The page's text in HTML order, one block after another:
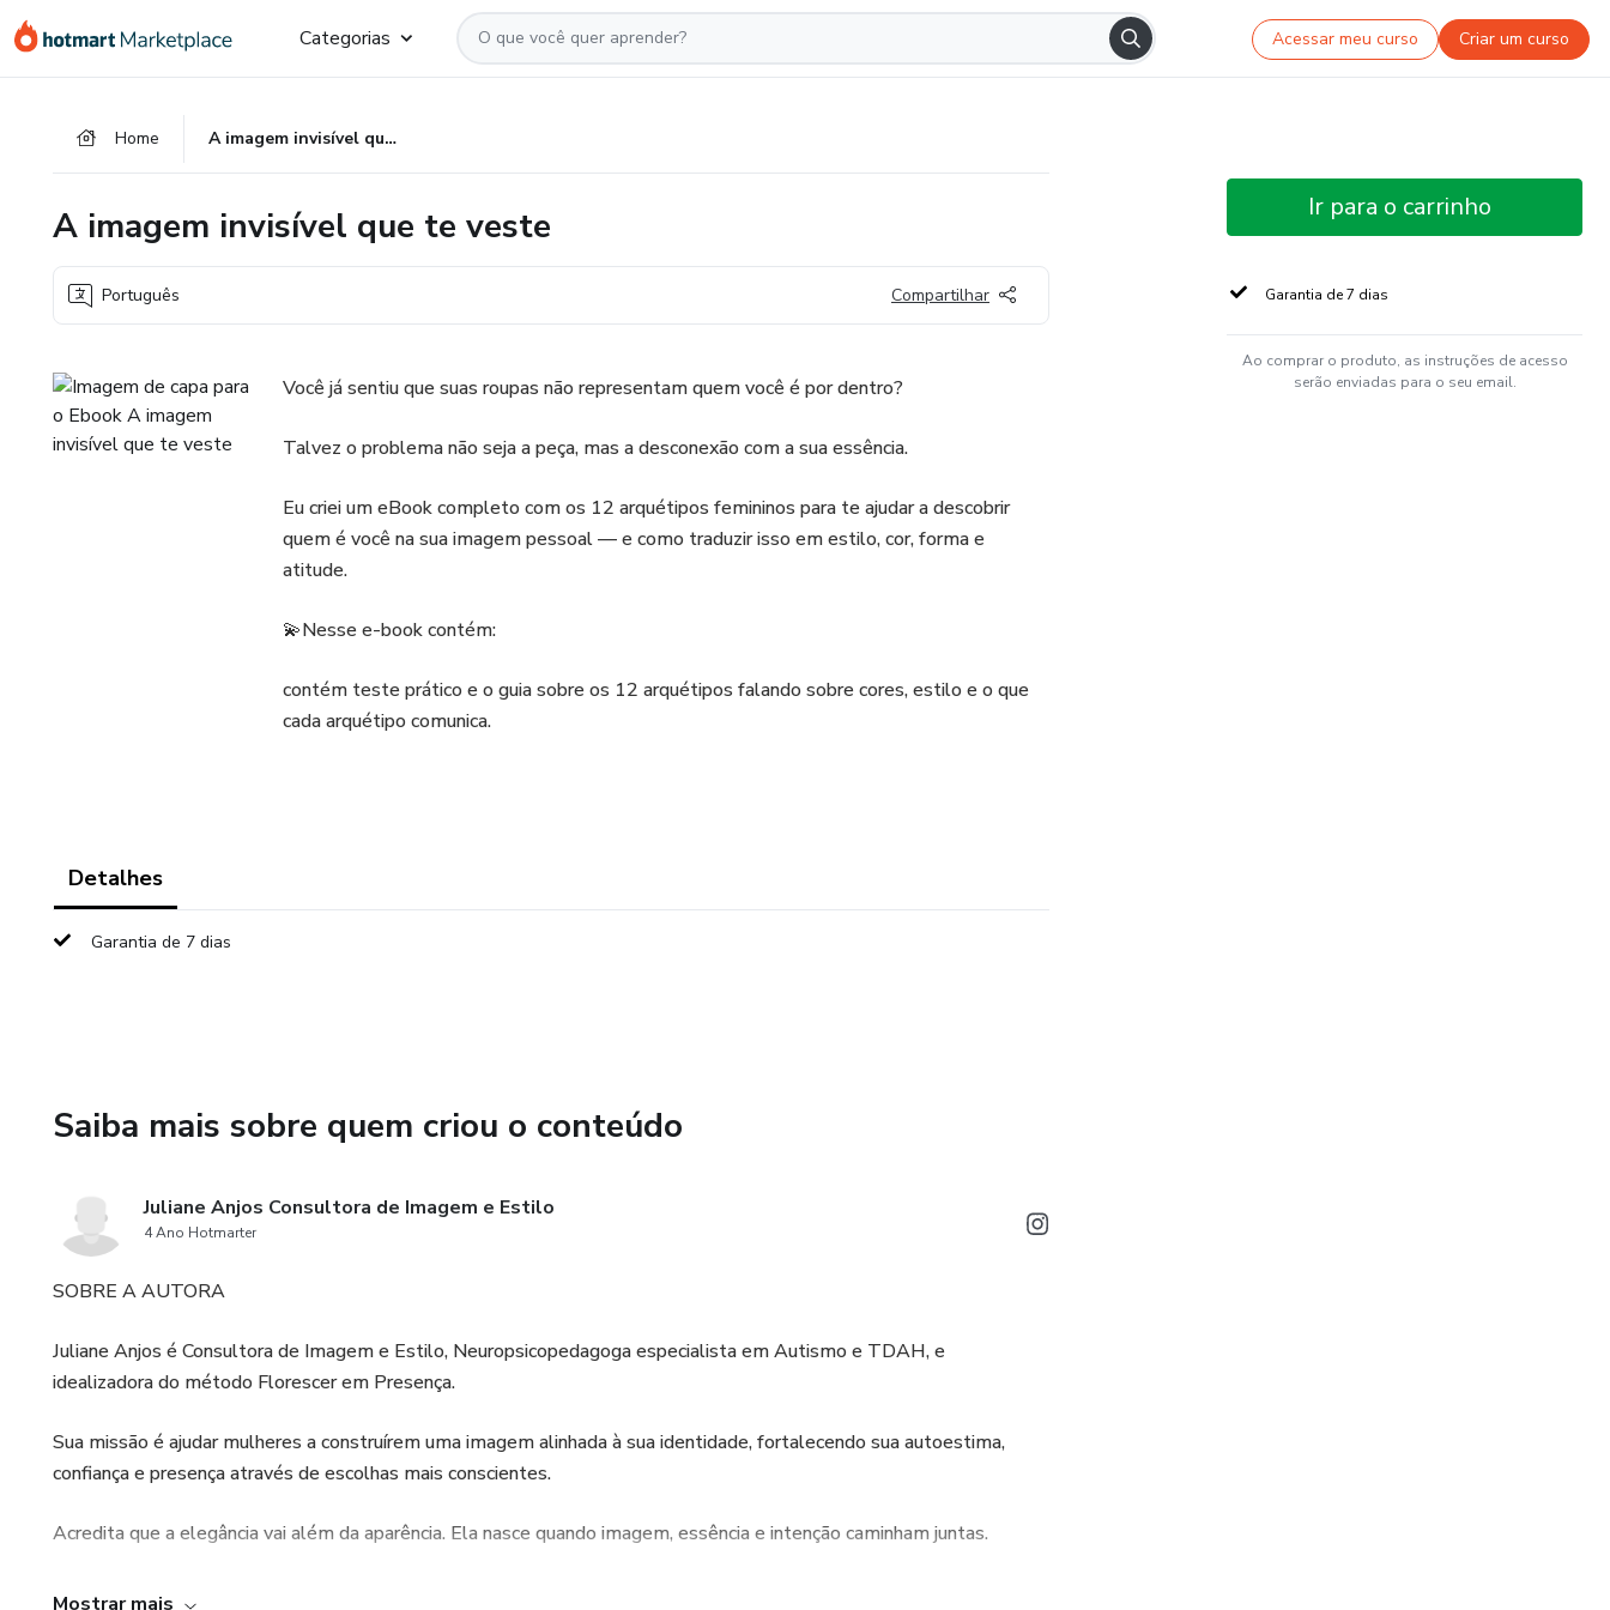
para
para
para
Categorias Acessar meu curso Criar um curso
Home A imagem invisível que te veste
A imagem invisível que te veste
Português Compartilhar
Você já sentiu que suas roupas não representam quem você é por dentro?
Talvez o problema não seja a peça, mas a desconexão com a sua essência.
Eu criei um eBook completo com os 12 arquétipos femininos para te ajudar a descobrir
quem é você na sua imagem pessoal — e como traduzir isso em estilo, cor, forma e
atitude.
💫Nesse e-book contém:
contém teste prático e o guia sobre os 12 arquétipos falando sobre cores, estilo e o que
cada arquétipo comunica.
Detalhes
Garantia de 7 dias
Saiba mais sobre quem criou o conteúdo
Juliane Anjos Consultora de Imagem e Estilo
4 Ano Hotmarter
SOBRE A AUTORA
Juliane Anjos é Consultora de Imagem e Estilo, Neuropsicopedagoga especialista em Autismo e TDAH, e
idealizadora do método Florescer em Presença.
Sua missão é ajudar mulheres a construírem uma imagem alinhada à sua identidade, fortalecendo sua autoestima,
confiança e presença através de escolhas mais conscientes.
Acredita que a elegância vai além da aparência. Ela nasce quando imagem, essência e intenção caminham juntas.
Por meio de seus conteúdos, mentorias e consultorias, auxilia mulheres a desenvolverem uma relação mais
Mostrar mais
Ir para o carrinho
Garantia de 7 dias
Ao comprar o produto, as instruções de acesso
serão enviadas para o seu email.